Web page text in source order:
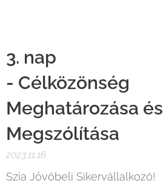
3. nap
- Célközönség
Meghatározása és
Megszólítása
2023.11.16
Szia Jövőbeli Sikervállalkozó!